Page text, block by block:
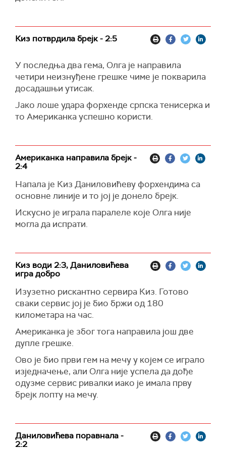
Киз потврдила брејк - 2:5
У последња два гема, Олга је направила
четири неизнуђене грешке чиме је покварила
досадашњи утисак.
Јако лоше удара форхенде српска тенисерка и
то Американка успешно користи.
Американка направила брејк -
2:4
Напала је Киз Даниловићеву форхендима са
основне линије и то јој је донело брејк.
Искусно је играла паралеле које Олга није
могла да испрати.
Киз води 2:3, Даниловићева
игра добро
Изузетно рискантно сервира Киз. Готово
сваки сервис јој је био бржи од 180
километара на час.
Американка је због тога направила још две
дупле грешке.
Ово је био први гем на мечу у којем се играло
изједначење, али Олга није успела да дође
одузме сервис ривалки иако је имала прву
брејк лопту на мечу.
Даниловићева поравнала -
2:2